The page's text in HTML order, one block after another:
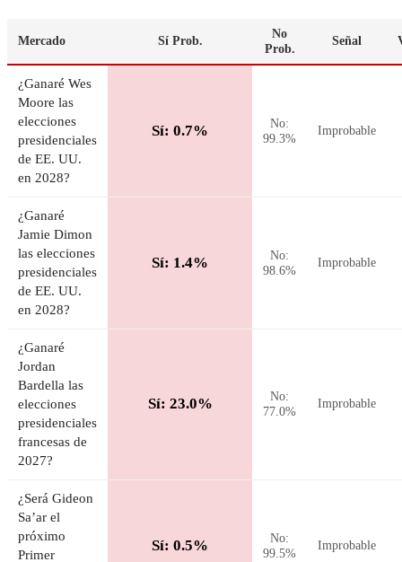
Mercado Sí Prob.
No
Prob.
Señal
¿Ganaré Wes
Moore las
elecciones
presidenciales
de EE. UU.
en 2028?
Sí: 0.7%
No:
99.3%
Improbable
¿Ganaré
Jamie Dimon
las elecciones
presidenciales
de EE. UU.
en 2028?
Sí: 1.4%
No:
98.6%
Improbable
¿Ganaré
Jordan
Bardella las
elecciones
presidenciales
francesas de
2027?
Sí: 23.0%
No:
77.0%
Improbable
¿Será Gideon
Sa’ar el
próximo
Primer
Sí: 0.5%
No:
99.5%
Improbable